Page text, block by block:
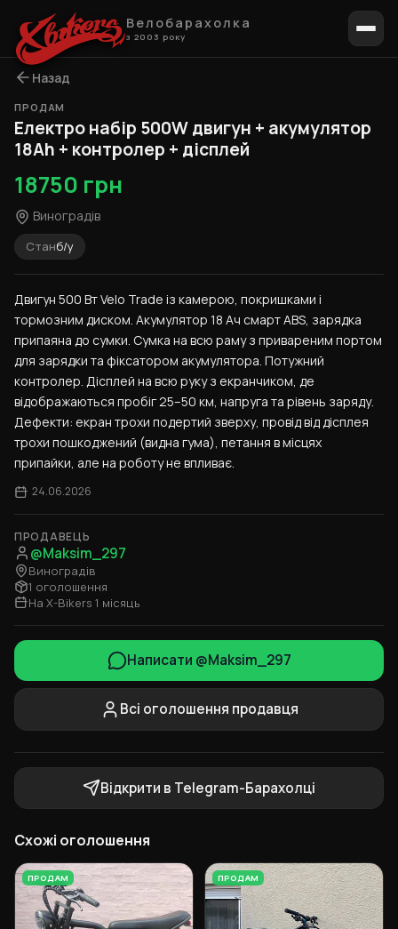
Велобарахолка
з 2003 року
Назад
ПРОДАМ
Електро набір 500W двигун + акумулятор
18Ah + контролер + дісплей
18750 грн
Виноградів
Станб/у
Двигун 500 Вт Velo Trade із камерою, покришками і
тормозним диском. Акумулятор 18 Ач смарт ABS, зарядка
припаяна до сумки. Сумка на всю раму з привареним портом
для зарядки та фіксатором акумулятора. Потужний
контролер. Дісплей на всю руку з екранчиком, де
відображаються пробіг 25–50 км, напруга та рівень заряду.
Дефекти: екран трохи подертий зверху, провід від дісплея
трохи пошкоджений (видна гума), петання в місцях
припайки, але на роботу не впливає.
24.06.2026
ПРОДАВЕЦЬ
@Maksim_297
Виноградів
1 оголошення
На X-Bikers 1 місяць
Написати @Maksim_297
Всі оголошення продавця
Відкрити в Telegram-Барахолці
Схожі оголошення
ПРОДАМ ПРОДАМ